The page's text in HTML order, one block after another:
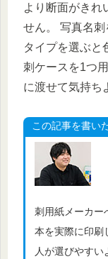
より断面がきれ
せん。 写真名
タイプを選ぶと
刺ケースを1つ
に渡せて気持ち
この記事を書い
刺用紙メーカー
本を実際に印刷
人が選びやすい